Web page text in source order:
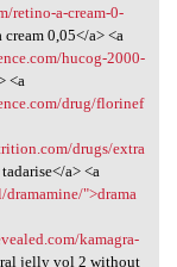
retino-a-cream-0-
0,05</a> <a
hucog-2000-
<a
drug/florinef
drugs/extra
a> <a
">drama
kamagra-
jelly vol 2 without